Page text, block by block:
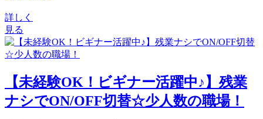
詳しく
見る
【未経験OK！ビギナー活躍中♪】残業
ナシでON/OFF切替☆少人数の職場！